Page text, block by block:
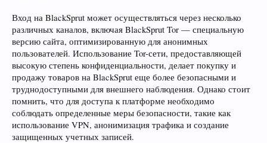
Вход на BlackSprut может осуществляться через несколько
различных каналов, включая BlackSprut Tor — специальную
версию сайта, оптимизированную для анонимных
пользователей. Использование Tor-сети, предоставляющей
высокую степень конфиденциальности, делает покупку и
продажу товаров на BlackSprut еще более безопасными и
труднодоступными для внешнего наблюдения. Однако стоит
помнить, что для доступа к платформе необходимо
соблюдать определенные меры безопасности, такие как
использование VPN, анонимизация трафика и создание
защищенных учетных записей.